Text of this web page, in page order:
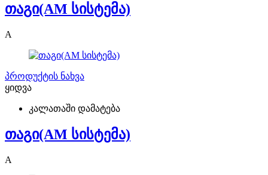
თაგი(AM სისტემა)
A
პროდუქტის ნახვა
ყიდვა
კალათაში დამატება
თაგი(AM სისტემა)
A